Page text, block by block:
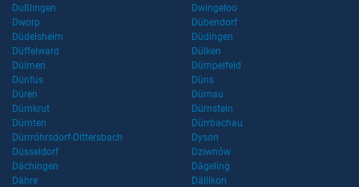
Dußlingen
Dwingeloo
Dworp
Dübendorf
Düdelsheim
Düdingen
Düffelward
Dülken
Dülmen
Dümpelfeld
Dünfus
Düns
Düren
Dürnau
Dürnkrut
Dürnstein
Dürnten
Dürrbachau
Dürrröhrsdorf-Dittersbach
Dyson
Düsseldorf
Dziwnów
Dächingen
Dägeling
Dähre
Dällikon